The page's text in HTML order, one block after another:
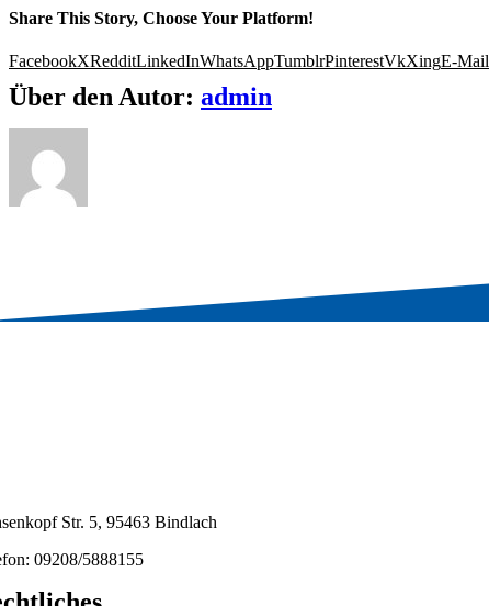
Share This Story, Choose Your Platform!
FacebookXRedditLinkedInWhatsAppTumblrPinterestVkXingE-Mail
Über den Autor: admin
Str. 5, 95463 Bindlach
09208/5888155